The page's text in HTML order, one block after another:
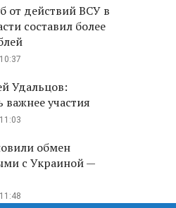
от действий ВСУ в
составил более
Удальцов:
важнее участия
обмен
с Украиной —